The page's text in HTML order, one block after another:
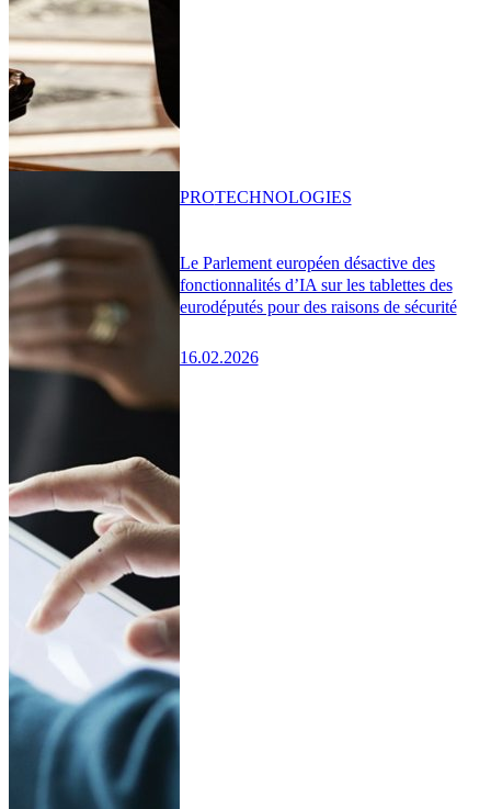
Le Parlement européen désactive des
fonctionnalités d’IA sur les tablettes des
eurodéputés pour des raisons de sécurité
16.02.2026
PROTECHNOLOGIES